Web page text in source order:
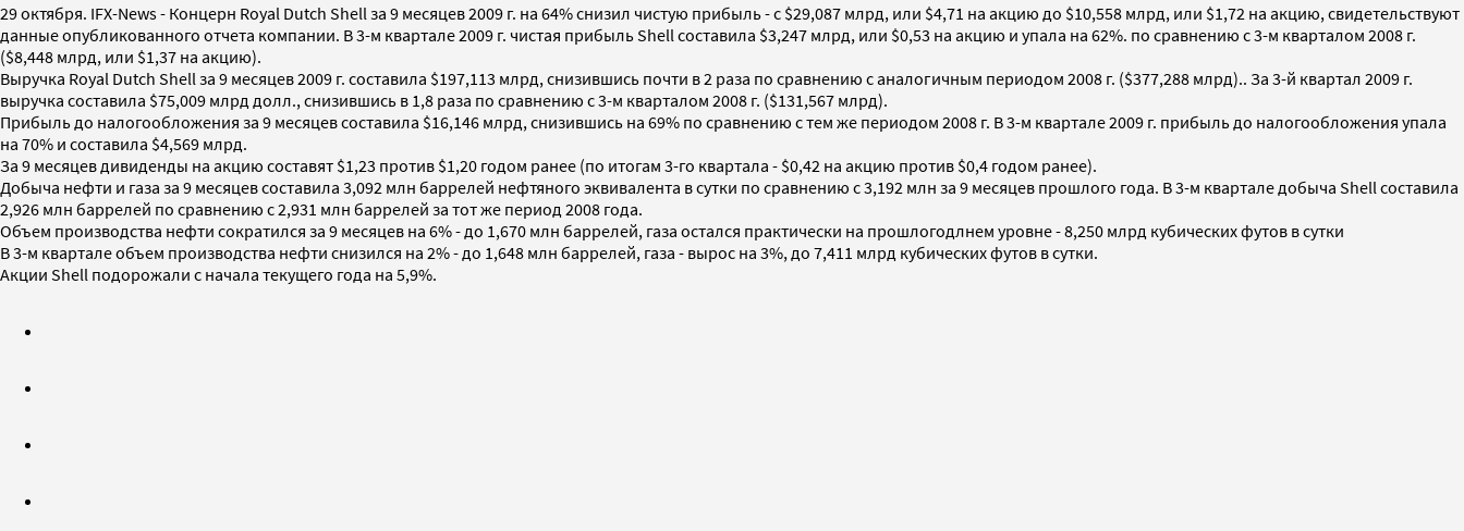
29 октября. IFX-News - Концерн Royal Dutch Shell за 9 месяцев 2009 г. на 64% снизил чистую прибыль - с $29,087 млрд, или $4,71 на акцию до $10,558 млрд, или $1,72 на акцию, свидетельствуют
данные опубликованного отчета компании. В 3-м квартале 2009 г. чистая прибыль Shell составила $3,247 млрд, или $0,53 на акцию и упала на 62%. по сравнению с 3-м кварталом 2008 г.
($8,448 млрд, или $1,37 на акцию).
Выручка Royal Dutch Shell за 9 месяцев 2009 г. составила $197,113 млрд, снизившись почти в 2 раза по сравнению с аналогичным периодом 2008 г. ($377,288 млрд).. За 3-й квартал 2009 г.
выручка составила $75,009 млрд долл., снизившись в 1,8 раза по сравнению с 3-м кварталом 2008 г. ($131,567 млрд).
Прибыль до налогообложения за 9 месяцев составила $16,146 млрд, снизившись на 69% по сравнению с тем же периодом 2008 г. В 3-м квартале 2009 г. прибыль до налогообложения упала
на 70% и составила $4,569 млрд.
За 9 месяцев дивиденды на акцию составят $1,23 против $1,20 годом ранее (по итогам 3-го квартала - $0,42 на акцию против $0,4 годом ранее).
Добыча нефти и газа за 9 месяцев составила 3,092 млн баррелей нефтяного эквивалента в сутки по сравнению с 3,192 млн за 9 месяцев прошлого года. В 3-м квартале добыча Shell составила
2,926 млн баррелей по сравнению с 2,931 млн баррелей за тот же период 2008 года.
Объем производства нефти сократился за 9 месяцев на 6% - до 1,670 млн баррелей, газа остался практически на прошлогодлнем уровне - 8,250 млрд кубических футов в сутки
В 3-м квартале объем производства нефти снизился на 2% - до 1,648 млн баррелей, газа - вырос на 3%, до 7,411 млрд кубических футов в сутки.
Акции Shell подорожали с начала текущего года на 5,9%.